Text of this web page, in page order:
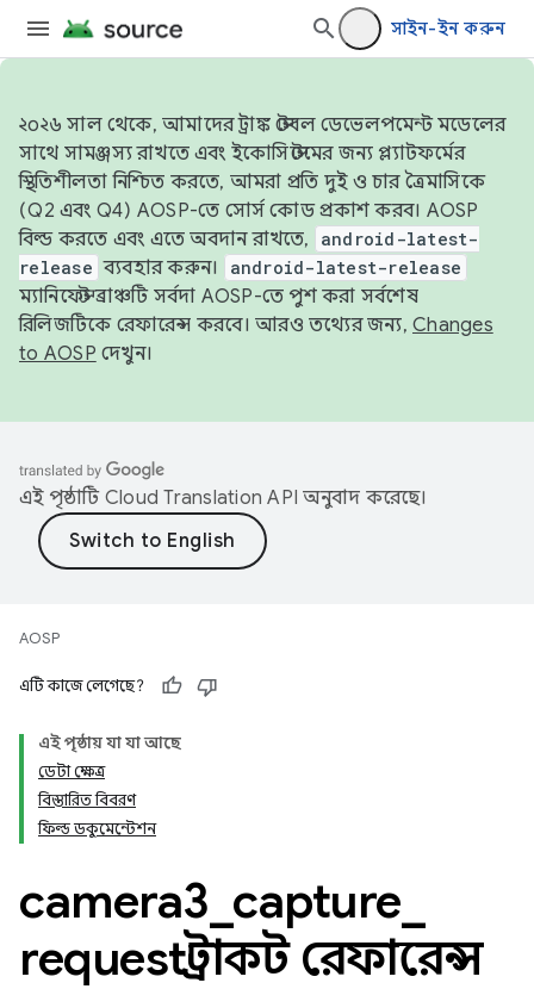
সাইন-ইন করুন
২০২৬ সাল থেকে, আমাদের ট্রাঙ্ক স্টেবল ডেভেলপমেন্ট মডেলের
সাথে সামঞ্জস্য রাখতে এবং ইকোসিস্টেমের জন্য প্ল্যাটফর্মের
স্থিতিশীলতা নিশ্চিত করতে, আমরা প্রতি দুই ও চার ত্রৈমাসিকে
(Q2 এবং Q4) AOSP-তে সোর্স কোড প্রকাশ করব। AOSP
বিল্ড করতে এবং এতে অবদান রাখতে,
android-latest-
release ব্যবহার করুন। android-latest-release
ম্যানিফেস্ট ব্রাঞ্চটি সর্বদা AOSP-তে পুশ করা সর্বশেষ
রিলিজটিকে রেফারেন্স করবে। আরও তথ্যের জন্য, Changes
to AOSP দেখুন।
এই পৃষ্ঠাটি Cloud Translation API অনুবাদ করেছে।
AOSP
এটি কাজে লেগেছে?
এই পৃষ্ঠায় যা যা আছে
ডেটা ক্ষেত্র
বিস্তারিত বিবরণ
ফিল্ড ডকুমেন্টেশন
camera3 capture
request স্ট্রাকট রেফারেন্স